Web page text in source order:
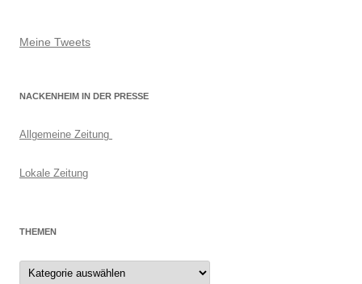
Meine Tweets
NACKENHEIM IN DER PRESSE
Allgemeine Zeitung
Lokale Zeitung
THEMEN
Themen